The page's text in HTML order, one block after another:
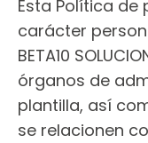
Esta Política
carácter
BETA10
órganos de
plantilla, así
se relacionen